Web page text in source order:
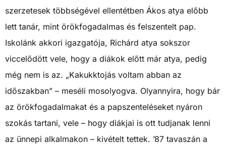
szerzetesek többségével ellentétben Ákos atya előbb
lett tanár, mint örökfogadalmas és felszentelt pap.
Iskolánk akkori igazgatója, Richárd atya sokszor
viccelődött vele, hogy a diákok előtt már atya, pedig
még nem is az. „Kakukktojás voltam abban az
időszakban” – meséli mosolyogva. Olyannyira, hogy bár
az örökfogadalmakat és a papszenteléseket nyáron
szokás tartani, vele – hogy diákjai is ott tudjanak lenni
az ünnepi alkalmakon – kivételt tettek. ’87 tavaszán a